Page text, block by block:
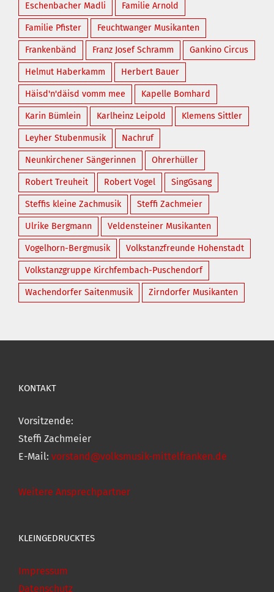
Eschenbacher Madli Familie Arnold
Familie Pfister Feuchtwanger Musikanten
Frankenbänd Franz Josef Schramm Gankino Circus
Helmut Haberkamm Herbert Bauer
Häisd'n'däisd vomm mee Kapelle Bomhard
Karin Bümlein Karlheinz Leipold Klemens Sittler
Leyher Stubenmusik Nachruf
Neunkirchener Sängerinnen Ohrerhüller
Robert Treuheit Robert Vogel SingGsang
Steffis kleine Zachmusik Steffi Zachmeier
Ulrike Bergmann Veldensteiner Musikanten
Vogelhorn-Bergmusik Volkstanzfreunde Hohenstadt
Volkstanzgruppe Kirchfembach-Puschendorf
Wachendorfer Saitenmusik Zirndorfer Musikanten
KONTAKT
Vorsitzende:
Steffi Zachmeier
E-Mail: vorstand@volksmusik-mittelfranken.de
Weitere Ansprechpartner
KLEINGEDRUCKTES
Impressum
Datenschutz